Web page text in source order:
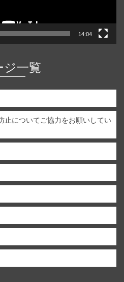
14:04
ジ一覧
止についてご協力をお願いしてい